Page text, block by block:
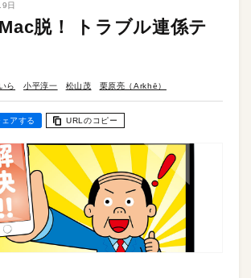
日
脱！ トラブル連係テ
ら 小平淳一 松山茂 栗原亮（Arkhē）
ェアする URLのコピー